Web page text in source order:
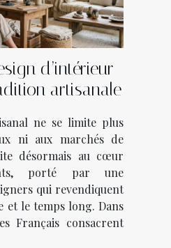
d’intérieur
artisanale
ne se limite plus
ni aux marchés de
désormais au cœur
porté par une
qui revendiquent
et le temps long. Dans
Français consacrent